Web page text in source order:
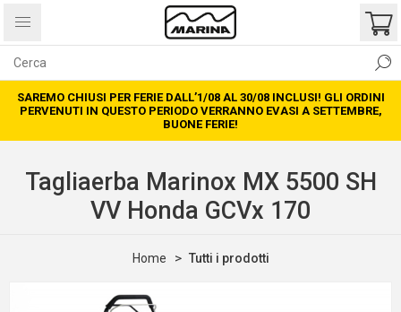
SAREMO CHIUSI PER FERIE DALL’1/08 AL 30/08 INCLUSI! GLI ORDINI
PERVENUTI IN QUESTO PERIODO VERRANNO EVASI A SETTEMBRE,
BUONE FERIE!
Tagliaerba Marinox MX 5500 SH
VV Honda GCVx 170
Home Tutti i prodotti